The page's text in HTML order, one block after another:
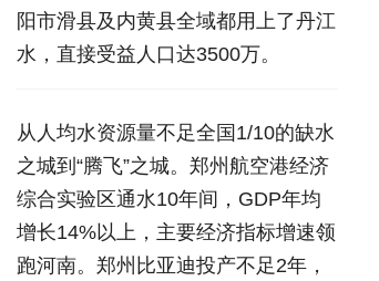
阳市滑县及内黄县全域都用上了丹江
水，直接受益人口达3500万。
从人均水资源量不足全国1/10的缺水
之城到“腾飞”之城。郑州航空港经济
综合实验区通水10年间，GDP年均
增长14%以上，主要经济指标增速领
跑河南。郑州比亚迪投产不足2年，